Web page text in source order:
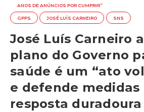
ANOS DE ANÚNCIOS POR CUMPRIR”
GPPS JOSÉ LUÍS CARNEIRO SNS
José Luís Carneiro
plano do Governo
saúde é um “ato
e defende medidas
resposta duradoura